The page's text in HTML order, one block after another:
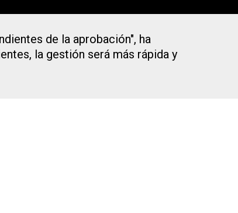
de la aprobación", ha
la gestión será más rápida y